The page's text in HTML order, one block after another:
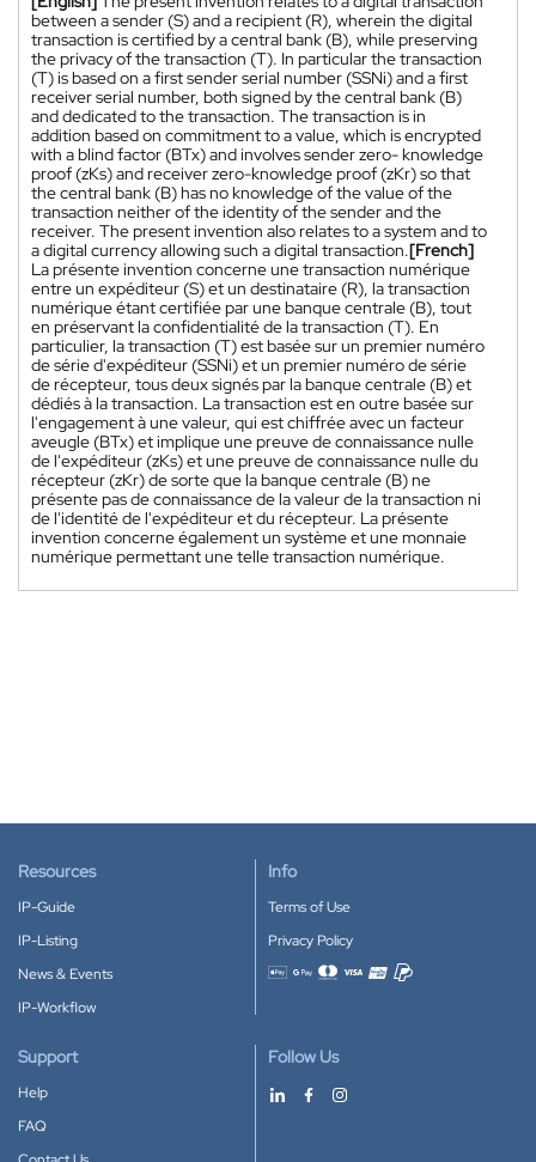
between a sender (S) and a recipient (R), wherein the digital
transaction is certified by a central bank (B), while preserving
the privacy of the transaction (T). In particular the transaction
(T) is based on a first sender serial number (SSNi) and a first
receiver serial number, both signed by the central bank (B)
and dedicated to the transaction. The transaction is in
addition based on commitment to a value, which is encrypted
with a blind factor (BTx) and involves sender zero- knowledge
proof (zKs) and receiver zero-knowledge proof (zKr) so that
the central bank (B) has no knowledge of the value of the
transaction neither of the identity of the sender and the
receiver. The present invention also relates to a system and to
a digital currency allowing such a digital transaction.[French]
La présente invention concerne une transaction numérique
entre un expéditeur (S) et un destinataire (R), la transaction
numérique étant certifiée par une banque centrale (B), tout
en préservant la confidentialité de la transaction (T). En
particulier, la transaction (T) est basée sur un premier numéro
de série d'expéditeur (SSNi) et un premier numéro de série
de récepteur, tous deux signés par la banque centrale (B) et
dédiés à la transaction. La transaction est en outre basée sur
l'engagement à une valeur, qui est chiffrée avec un facteur
aveugle (BTx) et implique une preuve de connaissance nulle
de l'expéditeur (zKs) et une preuve de connaissance nulle du
récepteur (zKr) de sorte que la banque centrale (B) ne
présente pas de connaissance de la valeur de la transaction ni
de l'identité de l'expéditeur et du récepteur. La présente
invention concerne également un système et une monnaie
numérique permettant une telle transaction numérique.
Resources
IP-Guide
IP-Listing
News & Events
IP-Workflow
Info
Terms of Use
Privacy Policy
Accepted payment methods
Support
Help
FAQ
Follow Us